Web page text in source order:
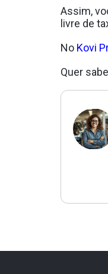
Assim,
livre de
No Kovi
Quer